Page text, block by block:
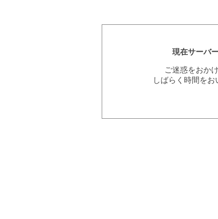
現在サーバ
ご迷惑をおか
しばらく時間を